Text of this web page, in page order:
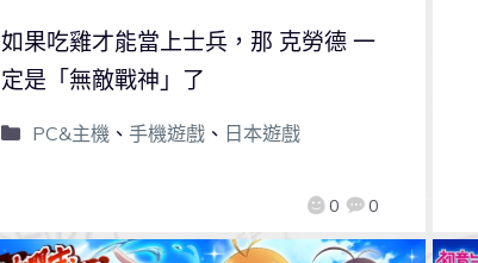
0 0
如果吃雞才能當上士兵，那 克勞德 一
定是「無敵戰神」了
PC&主機 、 手機遊戲、 日本遊戲